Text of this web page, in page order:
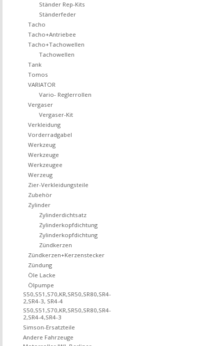
Ständer Rep-Kits
Ständerfeder
Tacho
Tacho+Antriebee
Tacho+Tachowellen
Tachowellen
Tank
Tomos
VARIATOR
Vario- Reglerrollen
Vergaser
Vergaser-Kit
Verkleidung
Vorderradgabel
Werkzeug
Werkzeuge
Werkzeugee
Werzeug
Zier-Verkleidungsteile
Zubehör
Zylinder
Zylinderdichtsatz
Zylinderkopfdichtung
Zylinderkopfdichtung
Zündkerzen
Zündkerzen+Kerzenstecker
Zündung
Öle Lacke
Ölpumpe
S50,S51,S70,KR,SR50,SR80,SR4-
2,SR4-3, SR4-4
S50,S51,S70,KR,SR50,SR80,SR4-
2,SR4-4,SR4-3
Simson-Ersatzteile
Andere Fahrzeuge